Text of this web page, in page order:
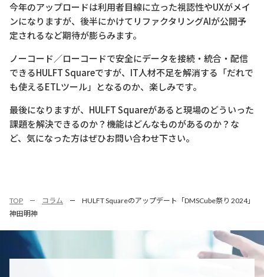
今年のアップロードは利用者目線に立った視認性やUXがメイ
ンになりますが、後半にかけてリファクタリングAIが公開予
定されるなど期待が膨らみます。
ノーコード／ローコードで安全にデータを接続・統合・配信
できるHULFT Squareですが、IT人材不足を解消する「だれで
も使えるETLツール」となるのか、楽しみです。
最後になりますが、HULFT Squareがあると現場のどういった
課題を解決できるのか？機能はどんなものがあるのか？な
ど、気になった方はぜひお問い合わせ下さい。
TOP コラム
HULFT Squareのアップデート「DMSCube祭り 2024」
神田明神